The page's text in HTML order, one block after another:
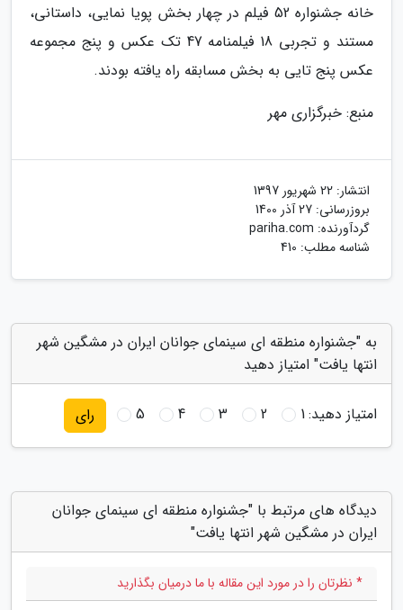
خانه جشنواره 52 فیلم در چهار بخش پویا نمایی، داستانی،
مستند و تجربی 18 فیلمنامه 47 تک عکس و پنج مجموعه
عکس پنج تایی به بخش مسابقه راه یافته بودند.
منبع: خبرگزاری مهر
انتشار: 22 شهریور 1397
بروزرسانی: 27 آذر 1400
گردآورنده: pariha.com
شناسه مطلب: 410
به "جشنواره منطقه ای سینمای جوانان ایران در مشگین شهر
انتها یافت" امتیاز دهید
امتیاز دهید:1
2
3
4
5 رای
دیدگاه های مرتبط با "جشنواره منطقه ای سینمای جوانان
ایران در مشگین شهر انتها یافت"
* نظرتان را در مورد این مقاله با ما درمیان بگذارید